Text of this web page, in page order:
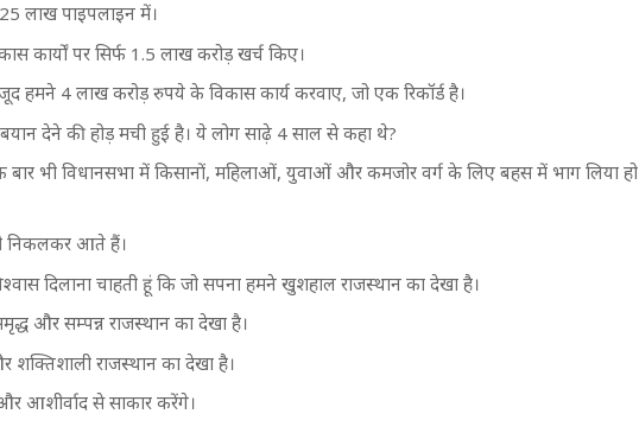
लाख पाइपलाइन में।
कार्यों पर सिर्फ 1.5 लाख करोड़ खर्च किए।
हमने 4 लाख करोड़ रुपये के विकास कार्य करवाए, जो एक रिकॉर्ड है।
देने की होड़ मची हुई है। ये लोग साढ़े 4 साल से कहा थे?
बार भी विधानसभा में किसानों, महिलाओं, युवाओं और कमजोर वर्ग के लिए बहस में भाग लिया हो
निकलकर आते हैं।
दिलाना चाहती हूं कि जो सपना हमने खुशहाल राजस्थान का देखा है।
और सम्पन्न राजस्थान का देखा है।
राजस्थान का देखा है।
आशीर्वाद से साकार करेंगे।